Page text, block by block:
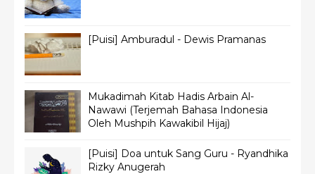
[Puisi] Amburadul - Dewis Pramanas
Mukadimah Kitab Hadis Arbain Al-
Nawawi (Terjemah Bahasa Indonesia
Oleh Mushpih Kawakibil Hijaj)
[Puisi] Doa untuk Sang Guru - Ryandhika
Rizky Anugerah